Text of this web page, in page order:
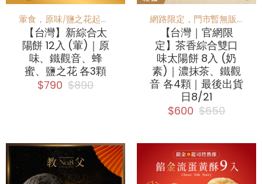
葷食，原味/鹽之花起司/蜂蜜/鐵觀音 人氣4口味一次滿足！
【台灣】新綜合太
陽餅 12入 (葷)｜原
味、鐵觀音、蜂
蜜、鹽之花 各3顆
$790 $890
網路限定，門市暫無販售
【台灣｜官網限
定】茶香綜合雙口
味太陽餅 8入 (奶
素)｜濃抹茶、鐵觀
音 各4顆｜最後出貨
日8/21
$600 $650